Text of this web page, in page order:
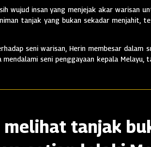
wujud insan yang menjejak akar warisan
tanjak yang bukan sekadar menjahit,
seni warisan, Herin membesar dalam
mendalami seni penggayaan kepala
melihat tanjak